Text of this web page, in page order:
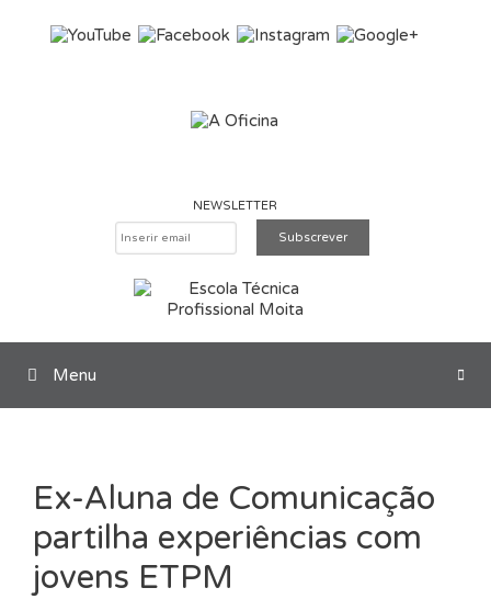
NEWSLETTER
Pesquisar
Menu
Ex-Aluna de Comunicação
partilha experiências com
jovens ETPM